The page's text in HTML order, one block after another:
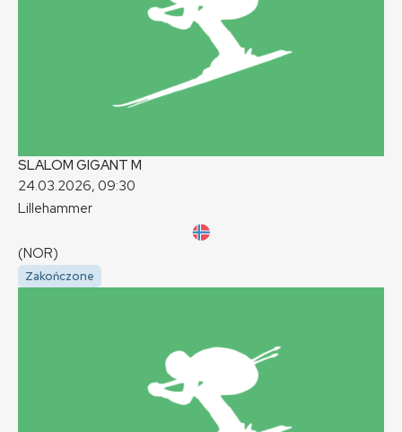
SLALOM GIGANT M
24.03.2026, 09:30
Lillehammer
(NOR)
Zakończone